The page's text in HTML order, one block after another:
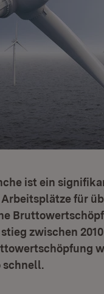
ist ein
für
zwischen
schnell.